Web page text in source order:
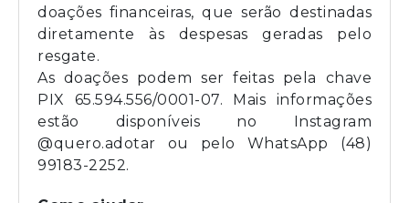
doações financeiras, que serão destinadas
diretamente às despesas geradas pelo
resgate.
As doações podem ser feitas pela chave
PIX 65.594.556/0001-07. Mais informações
estão disponíveis no Instagram
@quero.adotar ou pelo WhatsApp (48)
99183-2252.